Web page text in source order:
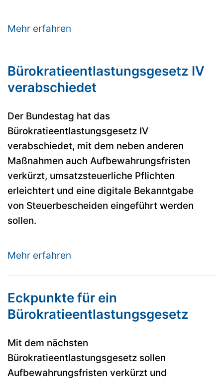
Mehr erfahren
Bürokratieentlastungsgesetz IV
verabschiedet
Der Bundestag hat das
Bürokratieentlastungsgesetz IV
verabschiedet, mit dem neben anderen
Maßnahmen auch Aufbewahrungsfristen
verkürzt, umsatzsteuerliche Pflichten
erleichtert und eine digitale Bekanntgabe
von Steuerbescheiden eingeführt werden
sollen.
Mehr erfahren
Eckpunkte für ein
Bürokratieentlastungsgesetz
Mit dem nächsten
Bürokratieentlastungsgesetz sollen
Aufbewahrungsfristen verkürzt und